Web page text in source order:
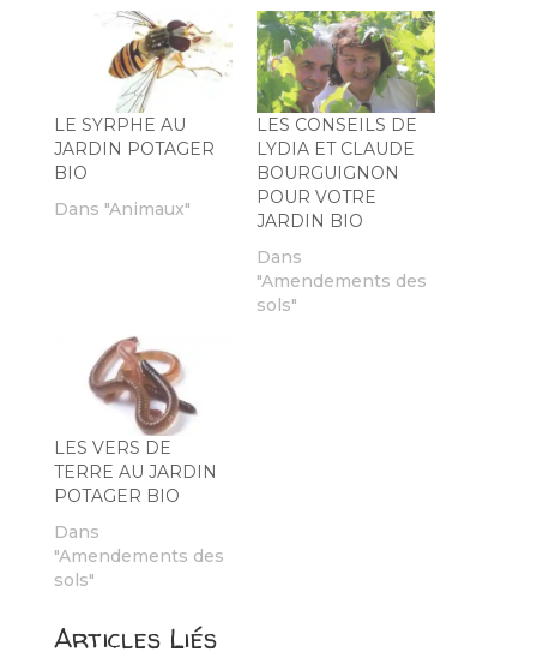
LE SYRPHE AU
JARDIN POTAGER
BIO
Dans "Animaux"
LES CONSEILS DE
LYDIA ET CLAUDE
BOURGUIGNON
POUR VOTRE
JARDIN BIO
Dans
"Amendements des
sols"
LES VERS DE
TERRE AU JARDIN
POTAGER BIO
Dans
"Amendements des
sols"
Articles Liés